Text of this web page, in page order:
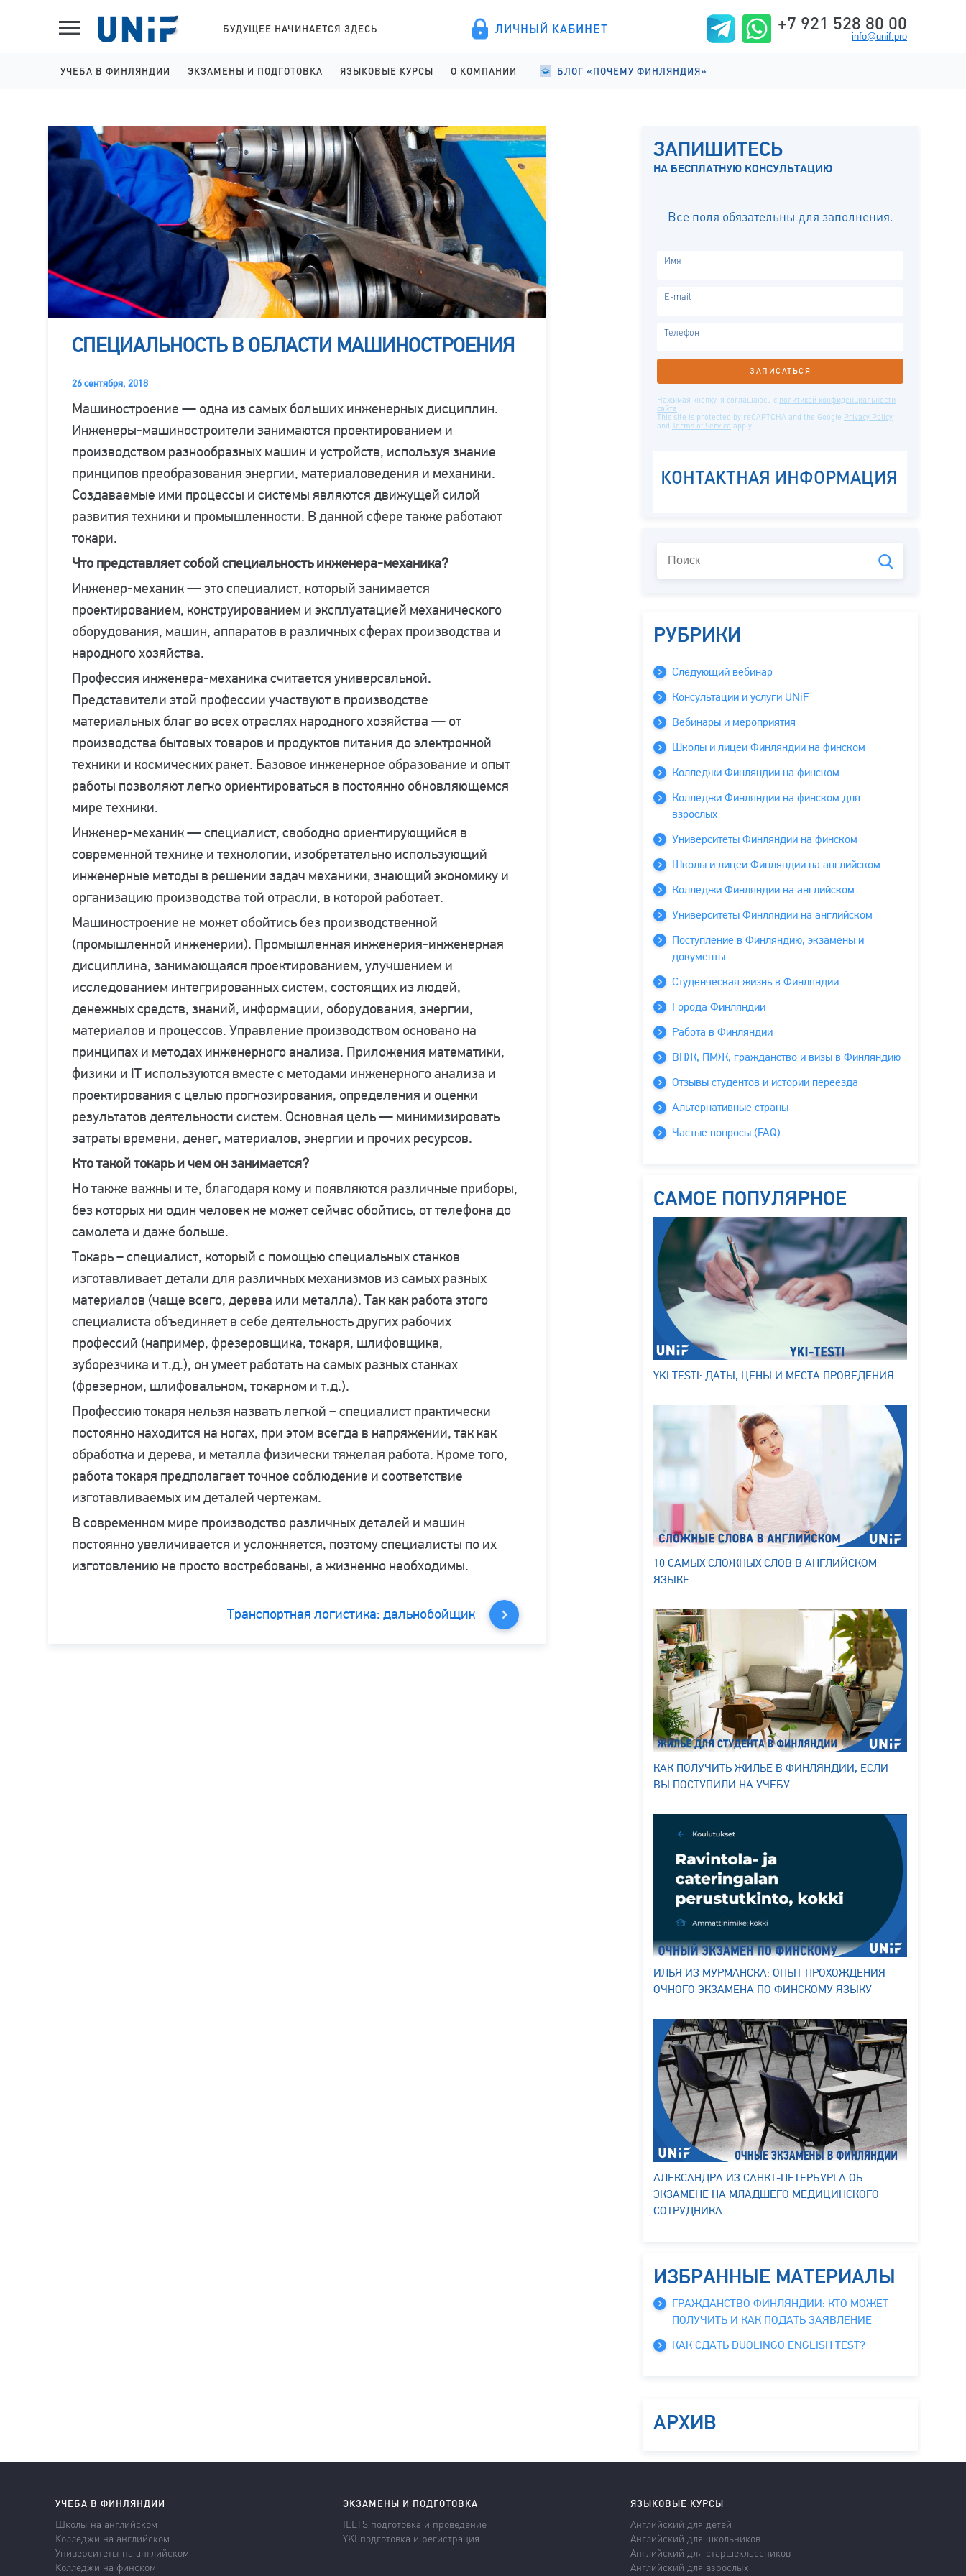
БУДУЩЕЕ НАЧИНАЕТСЯ ЗДЕСЬ ЛИЧНЫЙ КАБИНЕТ +7 921 528 80 00
info@unif.pro
УЧЕБА В ФИНЛЯНДИИ
КОЛЛЕДЖИ НА АНГЛИЙСКОМ
УНИВЕРСИТЕТЫ НА АНГЛИЙСКОМ
КОЛЛЕДЖИ НА ФИНСКОМ
ЭКЗАМЕНЫ И ПОДГОТОВКА
YKI ПОДГОТОВКА И РЕГИСТРАЦИЯ
ЯЗЫКОВЫЕ КУРСЫ
АНГЛИЙСКИЙ ДЛЯ ШКОЛЬНИКОВ
АНГЛИЙСКИЙ ДЛЯ СТАРШЕКЛАССНИКОВ
АНГЛИЙСКИЙ ДЛЯ ВЗРОСЛЫХ
ФИНСКИЙ ДЛЯ ПОСТУПАЮЩИХ
О КОМПАНИИ
ПРАВОВЫЕ ДОКУМЕНТЫ
СОТРУДНИЧЕСТВО
БЛОГ «ПОЧЕМУ ФИНЛЯНДИЯ»
СТУДЕНЧЕСКАЯ ЖИЗНЬ
СПЕЦИАЛЬНОСТЬ В ОБЛАСТИ МАШИНОСТРОЕНИЯ
26 сентября, 2018
Машиностроение — одна из самых больших инженерных дисциплин.
Инженеры-машиностроители занимаются проектированием и
производством разнообразных машин и устройств, используя знание
принципов преобразования энергии, материаловедения и механики.
Создаваемые ими процессы и системы являются движущей силой
развития техники и промышленности. В данной сфере также работают
токари.
Что представляет собой специальность инженера-механика?
Инженер-механик — это специалист, который занимается
проектированием, конструированием и эксплуатацией механического
оборудования, машин, аппаратов в различных сферах производства и
народного хозяйства.
Профессия инженера-механика считается универсальной.
Представители этой профессии участвуют в производстве
материальных благ во всех отраслях народного хозяйства — от
производства бытовых товаров и продуктов питания до электронной
техники и космических ракет. Базовое инженерное образование и опыт
работы позволяют легко ориентироваться в постоянно обновляющемся
мире техники.
Инженер-механик — специалист, свободно ориентирующийся в
современной технике и технологии, изобретательно использующий
инженерные методы в решении задач механики, знающий экономику и
организацию производства той отрасли, в которой работает.
Машиностроение не может обойтись без производственной
(промышленной инженерии). Промышленная инженерия-инженерная
дисциплина, занимающаяся проектированием, улучшением и
исследованием интегрированных систем, состоящих из людей,
денежных средств, знаний, информации, оборудования, энергии,
материалов и процессов. Управление производством основано на
принципах и методах инженерного анализа. Приложения математики,
физики и IT используются вместе с методами инженерного анализа и
проектирования с целью прогнозирования, определения и оценки
результатов деятельности систем. Основная цель — минимизировать
затраты времени, денег, материалов, энергии и прочих ресурсов.
Кто такой токарь и чем он занимается?
Но также важны и те, благодаря кому и появляются различные приборы,
без которых ни один человек не может сейчас обойтись, от телефона до
самолета и даже больше.
Токарь – специалист, который с помощью специальных станков
изготавливает детали для различных механизмов из самых разных
материалов (чаще всего, дерева или металла). Так как работа этого
специалиста объединяет в себе деятельность других рабочих
профессий (например, фрезеровщика, токаря, шлифовщика,
зуборезчика и т.д.), он умеет работать на самых разных станках
(фрезерном, шлифовальном, токарном и т.д.).
Профессию токаря нельзя назвать легкой – специалист практически
постоянно находится на ногах, при этом всегда в напряжении, так как
обработка и дерева, и металла физически тяжелая работа. Кроме того,
работа токаря предполагает точное соблюдение и соответствие
изготавливаемых им деталей чертежам.
В современном мире производство различных деталей и машин
постоянно увеличивается и усложняется, поэтому специалисты по их
изготовлению не просто востребованы, а жизненно необходимы.
Транспортная логистика: дальнобойщик
ЗАПИШИТЕСЬ
НА БЕСПЛАТНУЮ КОНСУЛЬТАЦИЮ
РУБРИКИ
Следующий вебинар
Консультации и услуги UNiF
Вебинары и мероприятия
Школы и лицеи Финляндии на финском
Колледжи Финляндии на финском
Колледжи Финляндии на финском для
взрослых
Университеты Финляндии на финском
Школы и лицеи Финляндии на английском
Колледжи Финляндии на английском
Университеты Финляндии на английском
Поступление в Финляндию, экзамены и
документы
Студенческая жизнь в Финляндии
Города Финляндии
Работа в Финляндии
ВНЖ, ПМЖ, гражданство и визы в Финляндию
Отзывы студентов и истории переезда
Альтернативные страны
Частые вопросы (FAQ)
САМОЕ ПОПУЛЯРНОЕ
YKI TESTI: ДАТЫ, ЦЕНЫ И МЕСТА ПРОВЕДЕНИЯ
10 САМЫХ СЛОЖНЫХ СЛОВ В АНГЛИЙСКОМ
ЯЗЫКЕ
КАК ПОЛУЧИТЬ ЖИЛЬЕ В ФИНЛЯНДИИ, ЕСЛИ
ВЫ ПОСТУПИЛИ НА УЧЕБУ
ИЛЬЯ ИЗ МУРМАНСКА: ОПЫТ ПРОХОЖДЕНИЯ
ОЧНОГО ЭКЗАМЕНА ПО ФИНСКОМУ ЯЗЫКУ
АЛЕКСАНДРА ИЗ САНКТ-ПЕТЕРБУРГА ОБ
ЭКЗАМЕНЕ НА МЛАДШЕГО МЕДИЦИНСКОГО
СОТРУДНИКА
ИЗБРАННЫЕ МАТЕРИАЛЫ
ГРАЖДАНСТВО ФИНЛЯНДИИ: КТО МОЖЕТ
ПОЛУЧИТЬ И КАК ПОДАТЬ ЗАЯВЛЕНИЕ
КАК СДАТЬ DUOLINGO ENGLISH TEST?
АРХИВ
УЧЕБА В ФИНЛЯНДИИ
Школы на английском
Колледжи на английском
Университеты на английском
Колледжи на финском
ЭКЗАМЕНЫ И ПОДГОТОВКА
IELTS подготовка и проведение
YKI подготовка и регистрация
ЯЗЫКОВЫЕ КУРСЫ
Английский для детей
Английский для школьников
Английский для старшеклассников
Английский для взрослых